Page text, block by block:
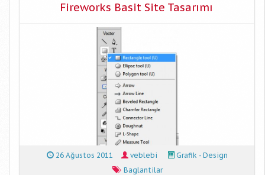
Fireworks Basit Site Tasarımı
26 Ağustos 2011 veblebi
Grafik - Design
Baglantilar